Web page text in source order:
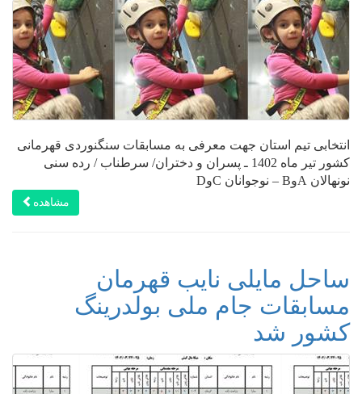
انتخابی تیم استان جهت معرفی به مسابقات سنگنوردی قهرمانی
کشور تیر ماه 1402 ـ پسران و دختران/ سرطناب / رده سنی
نونهالان AوB – نوجوانان CوD
مشاهده
ساحل مایلی نایب قهرمان
مسابقات جام ملی بولدرینگ
کشور شد